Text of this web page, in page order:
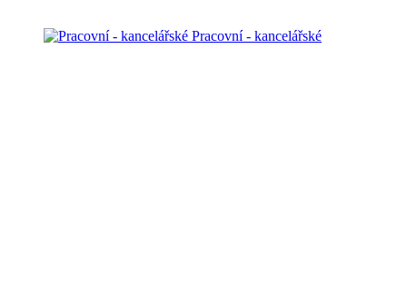
Pracovní - kancelářské